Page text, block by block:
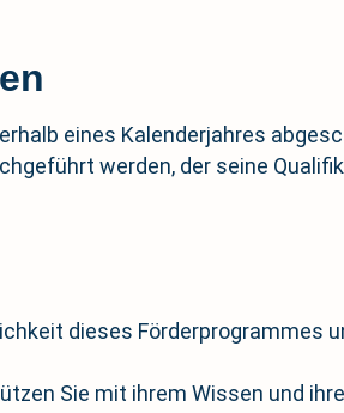
eines Kalenderjahres
werden, der seine
dieses Förderprogrammes
Sie mit ihrem Wissen und